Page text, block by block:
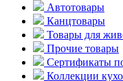
Автотовары
Канцтовары
Товары для
Прочие товары
Сертификаты
Коллекции